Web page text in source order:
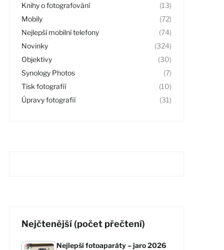
Knihy o fotografování
(13)
Mobily
(72)
Nejlepší mobilní telefony
(74)
Novinky
(324)
Objektivy
(30)
Synology Photos
(7)
Tisk fotografií
(10)
Úpravy fotografií
(31)
Nejčtenější (počet přečtení)
Nejlepší fotoaparáty – jaro 2026